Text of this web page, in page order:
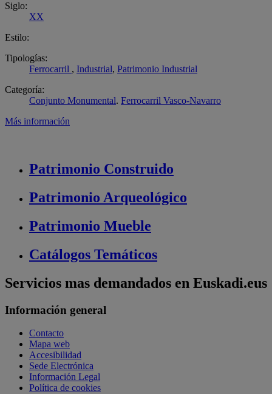
Siglo:
XX
Estilo:
Tipologías:
Ferrocarril , Industrial, Patrimonio Industrial
Categoría:
Conjunto Monumental. Ferrocarril Vasco-Navarro
Más información
Patrimonio Construido
Patrimonio Arqueológico
Patrimonio Mueble
Catálogos Temáticos
Servicios mas demandados en Euskadi.eus
Información general
Contacto
Mapa web
Accesibilidad
Sede Electrónica
Información Legal
Política de cookies